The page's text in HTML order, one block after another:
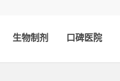
生物制剂 口碑医院